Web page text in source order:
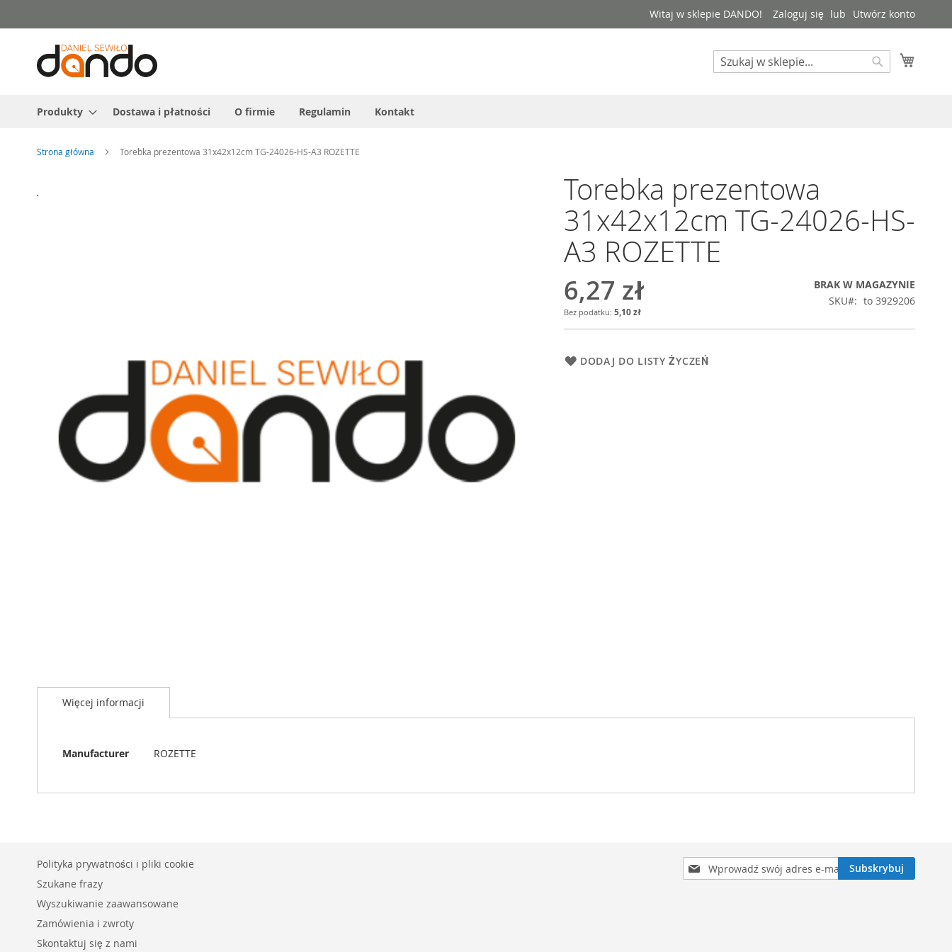
do
treści
Witaj w sklepie DANDO! Zaloguj się Utwórz konto
Search
Produkty Dostawa i płatności O firmie Regulamin Kontakt
Strona główna Torebka prezentowa 31x42x12cm TG-24026-HS-A3 ROZETTE
na
na
początek
Torebka prezentowa
31x42x12cm TG-24026-HS-
A3 ROZETTE
6,27 zł
5,10 zł
BRAK W MAGAZYNIE
SKU
to 3929206
DODAJ DO LISTY ŻYCZEŃ
Więcej informacji
Więcej
Manufacturer ROZETTE
Subskrybuj
nasz
Subskrybuj
Polityka prywatności i pliki cookie
Szukane frazy
Wyszukiwanie zaawansowane
Zamówienia i zwroty
Skontaktuj się z nami